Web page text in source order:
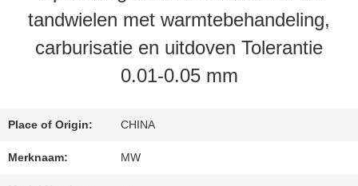
KWALITEITSCONTROLE
CONTACTEER
ONS
tandwielen met warmtebehandeling,
carburisatie en uitdoven Tolerantie
0.01-0.05 mm
Place of Origin: CHINA
Merknaam: MW